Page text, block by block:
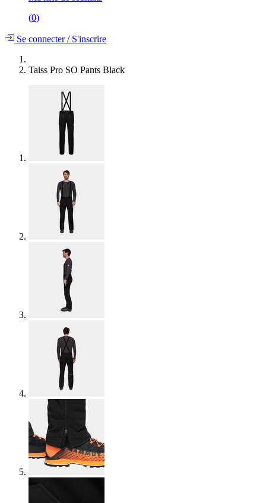
(0)
Se connecter/S'inscrire
Taiss Pro SO Pants Black